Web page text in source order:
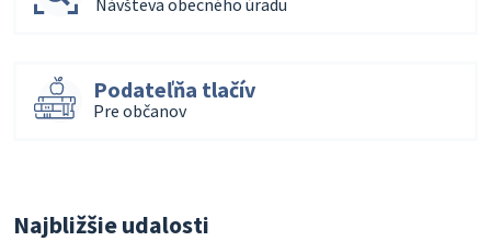
Podateľňa tlačív
Pre občanov
Najbližšie udalosti